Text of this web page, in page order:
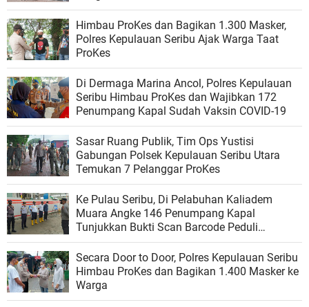
Himbau ProKes dan Bagikan 1.300 Masker,
Polres Kepulauan Seribu Ajak Warga Taat
ProKes
Di Dermaga Marina Ancol, Polres Kepulauan
Seribu Himbau ProKes dan Wajibkan 172
Penumpang Kapal Sudah Vaksin COVID-19
Sasar Ruang Publik, Tim Ops Yustisi
Gabungan Polsek Kepulauan Seribu Utara
Temukan 7 Pelanggar ProKes
Ke Pulau Seribu, Di Pelabuhan Kaliadem
Muara Angke 146 Penumpang Kapal
Tunjukkan Bukti Scan Barcode Peduli
Lindungi
Secara Door to Door, Polres Kepulauan Seribu
Himbau ProKes dan Bagikan 1.400 Masker ke
Warga